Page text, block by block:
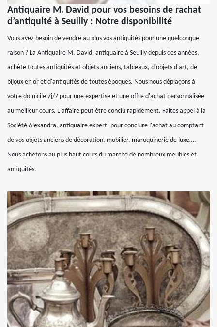
Antiquaire M. David pour vos besoins de rachat
d’antiquité à Seuilly : Notre disponibilité
Vous avez besoin de vendre au plus vos antiquités pour une quelconque
raison ? La Antiquaire M. David, antiquaire à Seuilly depuis des années,
achète toutes antiquités et objets anciens, tableaux, d'objets d'art, de
bijoux en or et d'antiquités de toutes époques. Nous nous déplaçons à
votre domicile 7j/7 pour une expertise et une offre d'achat personnalisée
au meilleur cours. L'affaire peut être conclu rapidement. Faites appel à la
Société Alexandra, antiquaire expert, pour conclure l'achat au comptant
de vos objets anciens de décoration, mobilier, maroquinerie de luxe….
Nous achetons au plus haut cours du marché de nombreux meubles et
antiquités.